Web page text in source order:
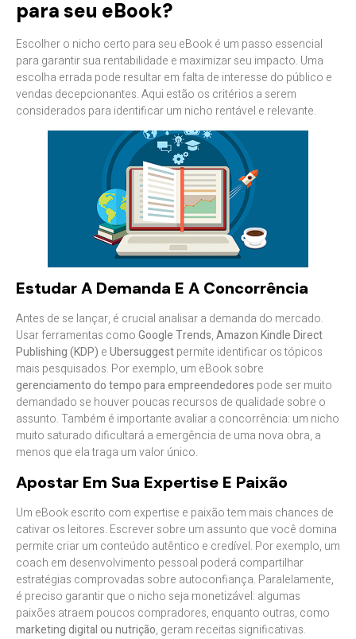
para seu eBook?
Escolher o nicho certo para seu eBook é um passo essencial
para garantir sua rentabilidade e maximizar seu impacto. Uma
escolha errada pode resultar em falta de interesse do público e
vendas decepcionantes. Aqui estão os critérios a serem
considerados para identificar um nicho rentável e relevante.
Estudar A Demanda E A Concorrência
Antes de se lançar, é crucial analisar a demanda do mercado.
Usar ferramentas comoGoogle Trends,Amazon Kindle Direct
Publishing (KDP) eUbersuggestpermite identificar os tópicos
mais pesquisados. Por exemplo, um eBook sobre
gerenciamento do tempo para empreendedores pode ser muito
demandado se houver poucas recursos de qualidade sobre o
assunto. Também é importante avaliar a concorrência: um nicho
muito saturado dificultará a emergência de uma nova obra, a
menos que ela traga um valor único.
Apostar Em Sua Expertise E Paixão
Um eBook escrito com expertise e paixão tem mais chances de
cativar os leitores. Escrever sobre um assunto que você domina
permite criar um conteúdo autêntico e credível. Por exemplo, um
coach em desenvolvimento pessoal poderá compartilhar
estratégias comprovadas sobre autoconfiança. Paralelamente,
é preciso garantir que o nicho seja monetizável: algumas
paixões atraem poucos compradores, enquanto outras, como
marketing digital ou nutrição, geram receitas significativas.